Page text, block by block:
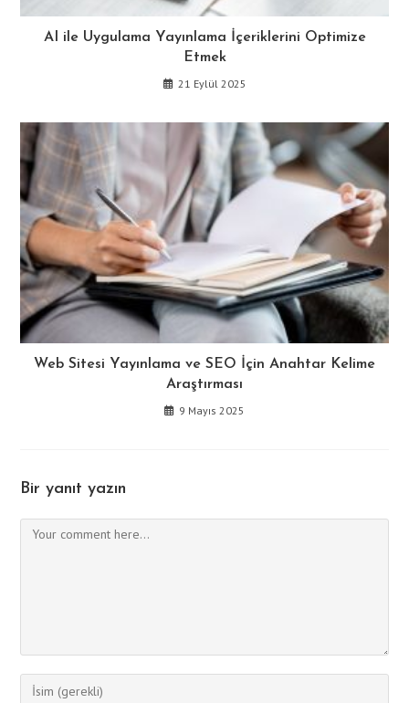
AI ile Uygulama Yayınlama İçeriklerini Optimize
Etmek
21 Eylül 2025
Web Sitesi Yayınlama ve SEO İçin Anahtar Kelime
Araştırması
9 Mayıs 2025
Bir yanıt yazın
Comment
Enter